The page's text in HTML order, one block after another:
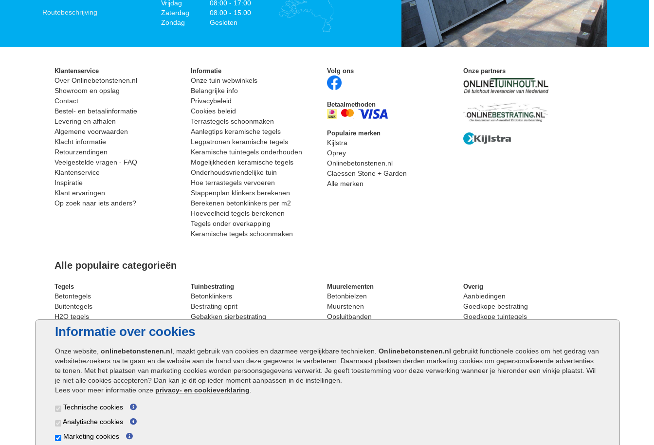
Informatie over cookies
Onze website, onlinebetonstenen.nl , maakt gebruik van cookies en daarmee vergelijkbare technieken. Onlinebetonstenen.nl gebruikt functionele cookies om het gedrag van
websitebezoekers na te gaan en de website aan de hand van deze gegevens te verbeteren. Daarnaast plaatsen derden marketing cookies om gepersonaliseerde advertenties
te tonen. Met het plaatsen van marketing cookies worden persoonsgegevens verwerkt. Je geeft toestemming voor deze verwerking wanneer je hieronder een vinkje plaatst. Wil
je niet alle cookies accepteren? Dan kan je dit op ieder moment aanpassen in de instellingen.
Lees voor meer informatie onze privacy- en cookieverklaring
Technische cookies
Analytische cookies
Marketing cookies
Routebeschrijving
Vrijdag
08:00 - 17:00
Zaterdag
08:00 - 15:00
Zondag
Gesloten
Klantenservice
Over Onlinebetonstenen.nl
Showroom en opslag
Contact
Bestel- en betaalinformatie
Levering en afhalen
Algemene voorwaarden
Klacht informatie
Retourzendingen
Veelgestelde vragen - FAQ
Klantenservice
Inspiratie
Klant ervaringen
Op zoek naar iets anders?
Informatie
Onze tuin webwinkels
Belangrijke info
Privacybeleid
Cookies beleid
Terrastegels schoonmaken
Aanlegtips keramische tegels
Legpatronen keramische tegels
Keramische tuintegels onderhouden
Mogelijkheden keramische tegels
Onderhoudsvriendelijke tuin
Hoe terrastegels vervoeren
Stappenplan klinkers berekenen
Berekenen betonklinkers per m2
Hoeveelheid tegels berekenen
Tegels onder overkapping
Keramische tegels schoonmaken
Volg ons
Betaalmethoden
Populaire merken
Kijlstra
Oprey
Onlinebetonstenen.nl
Claessen Stone + Garden
Alle merken
Onze partners
Alle populaire categorieën
Tegels
Betontegels
Buitentegels
H2O tegels
Keramische terrastegels
Oprit tegels
Patio tegels
Siertegels
Stoeptegels
Straattegels
Terrastegels
Buitentegels
Grote terrastegels
Tuinbestrating
Betonklinkers
Bestrating oprit
Gebakken sierbestrating
Strakke bestrating
Straatstenen
Straatklinkers
Trommelstenen
Tuinstenen
Waalformaat
Muurelementen
Betonbielzen
Muurstenen
Opsluitbanden
Betonblokken
Stapelstenen
Extra benodigdheden
Overig
Aanbiedingen
Goedkope bestrating
Goedkope tuintegels
Opsluitbanden plaatsen
Keerwanden
Traptreden tuin